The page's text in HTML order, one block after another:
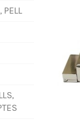
PELL